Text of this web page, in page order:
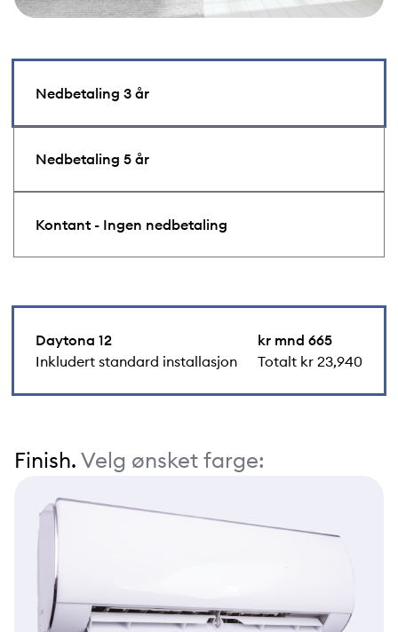
Nedbetaling 3 år
Nedbetaling 5 år
Kontant - Ingen nedbetaling
Daytona 12
Inkludert standard installasjon
kr mnd 665
Totalt kr 23,940
Finish. Velg ønsket farge: